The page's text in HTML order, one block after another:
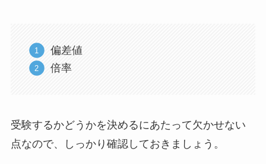
偏差値
倍率
受験するかどうかを決めるにあたって欠かせない
点なので、しっかり確認しておきましょう。